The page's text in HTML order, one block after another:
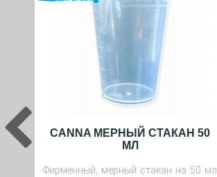
CANNA МЕРНЫЙ СТАКАН 50
МЛ
Фирменный, мерный стакан на 50 мл